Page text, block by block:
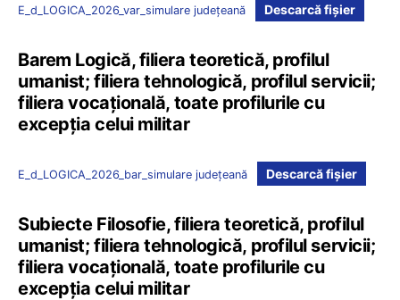
E_d_LOGICA_2026_var_simulare județeană Descarcă fișier
Barem Logică, filiera teoretică, profilul
umanist; filiera tehnologică, profilul servicii;
filiera vocațională, toate profilurile cu
excepția celui militar
E_d_LOGICA_2026_bar_simulare județeană Descarcă fișier
Subiecte Filosofie, filiera teoretică, profilul
umanist; filiera tehnologică, profilul servicii;
filiera vocațională, toate profilurile cu
excepția celui militar